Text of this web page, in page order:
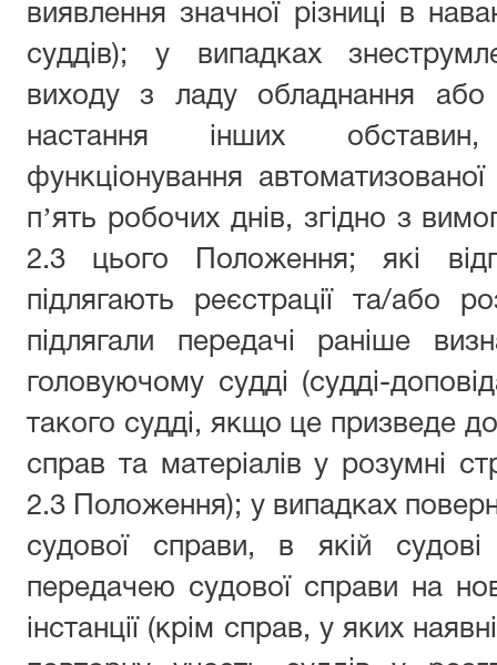
виявлення значної різниці в
суддів); у випадках
виходу з ладу обладнання
настання інших
функціонування
пʼять робочих днів, згідно з
2.3 цього Положення; які
підлягають реєстрації та/або
підлягали передачі раніше
головуючому судді (судді-
такого судді, якщо це призведе
справ та матеріалів у розумні
2.3 Положення); у випадках
судової справи, в якій
передачею судової справи на
інстанції (крім справ, у яких